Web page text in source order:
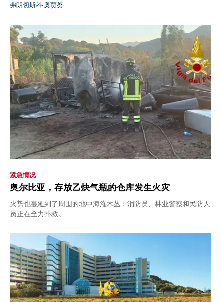
弗朗切斯科·奥贾努
紧急情况
奥尔比亚，存放乙炔气瓶的仓库发生火灾
火势也蔓延到了周围的地中海灌木丛：消防员、林业警察和民防人
员正在全力扑救。